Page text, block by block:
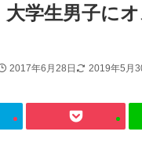
学生男子に
2017年6月28日 2019年5月